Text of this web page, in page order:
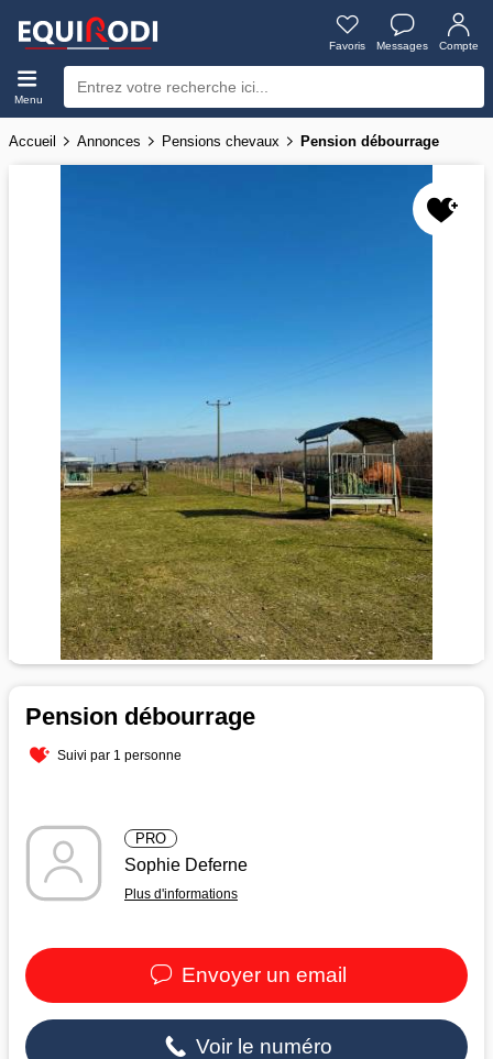
Favoris Messages Compte
Menu
Accueil Annonces Pensions chevaux Pension débourrage
Pension débourrage
Suivi par 1 personne
PRO
Sophie Deferne
Plus d'informations
Envoyer un email
Voir le numéro